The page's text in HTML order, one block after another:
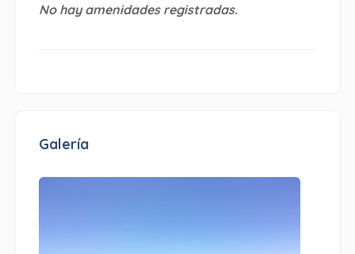
No hay amenidades registradas.
Galería